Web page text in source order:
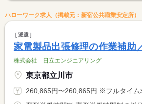
ハローワーク求人（掲載元：新宿公共職業安定所）
派遣
家電製品出張修理の作業補助
株式会社 日立エンジニアリング
東京都立川市
260,865円〜260,865円 ※フルタイム求人の場合は月額（換算額）、パート求人の